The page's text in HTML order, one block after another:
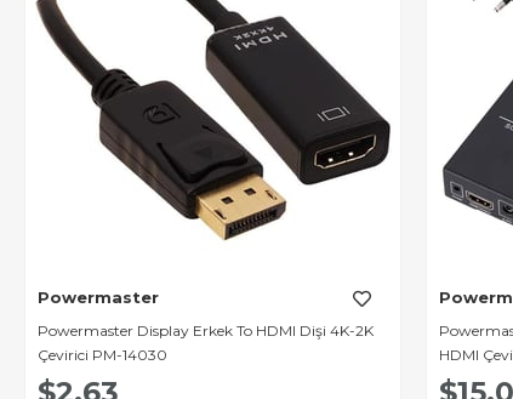
Powermaster
Powermaster Display Erkek To HDMI Dişi 4K-2K
Çevirici PM-14030
HDMI